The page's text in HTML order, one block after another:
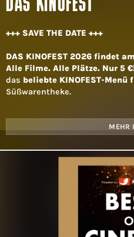
+++ SAVE THE DATE +++
DAS KINOFEST 2026 findet
Alle Filme. Alle Plätze. Nur 5
das beliebte KINOFEST-Menü
Süßwarentheke.